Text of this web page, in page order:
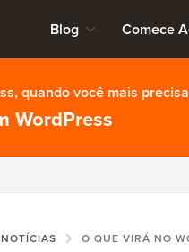
Blog Comece
quando você mais
WordPress
NOTÍCIAS O QUE VIRÁ NO WORDPRESS 5.2 (RECURSOS E CAPTURAS DE